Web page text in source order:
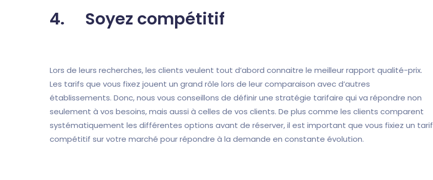
4. Soyez compétitif
Lors de leurs recherches, les clients veulent tout d’abord connaitre le meilleur rapport qualité-prix.
Les tarifs que vous fixez jouent un grand rôle lors de leur comparaison avec d’autres
établissements. Donc, nous vous conseillons de définir une stratégie tarifaire qui va répondre non
seulement à vos besoins, mais aussi à celles de vos clients. De plus comme les clients comparent
systématiquement les différentes options avant de réserver, il est important que vous fixiez un tarif
compétitif sur votre marché pour répondre à la demande en constante évolution.